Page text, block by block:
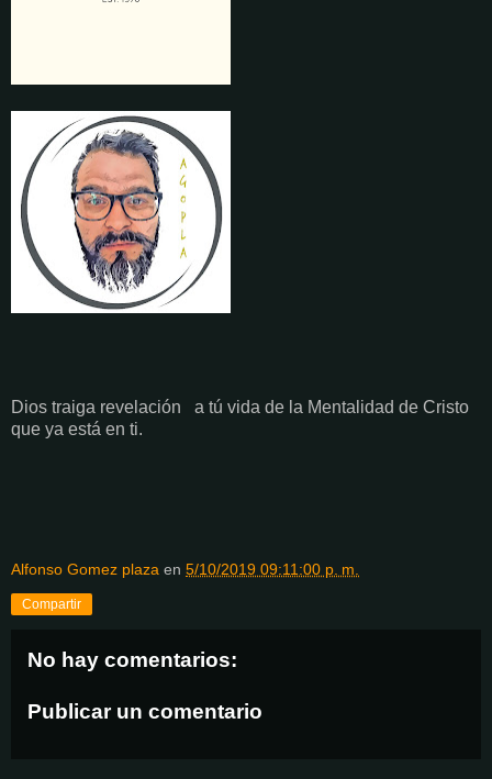
Dios traiga revelación a tú vida de la Mentalidad de Cristo
que ya está en ti.
Alfonso Gomez plaza en 5/10/2019 09:11:00 p. m.
Compartir
No hay comentarios:
Publicar un comentario